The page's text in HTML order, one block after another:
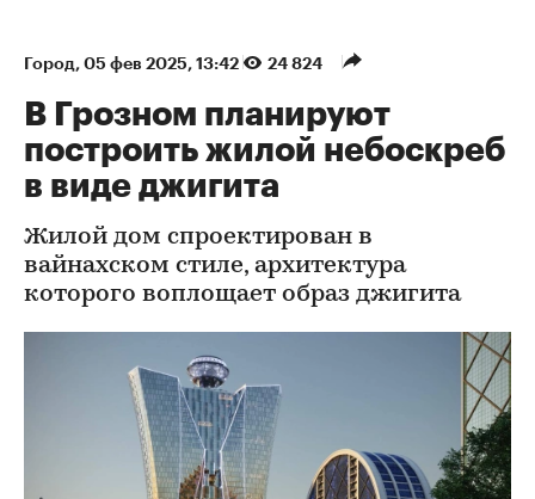
Город⁠, 05 фев 2025, 13:42 24 824
В Грозном планируют
построить жилой небоскреб
в виде джигита
Жилой дом спроектирован в
вайнахском стиле, архитектура
которого воплощает образ джигита